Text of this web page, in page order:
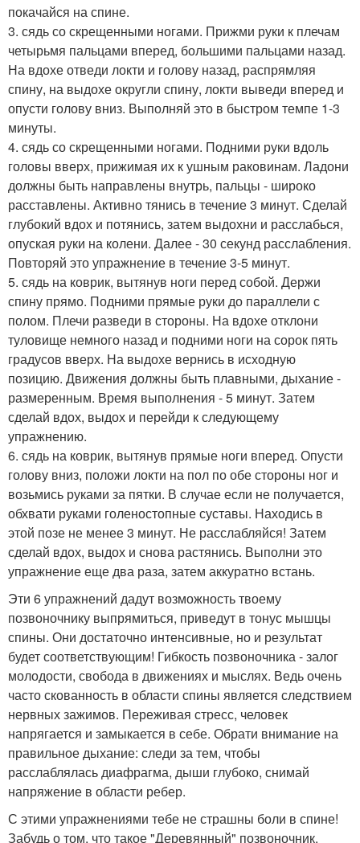
покачайся на спине.
3. сядь со скрещенными ногами. Прижми руки к плечам
четырьмя пальцами вперед, большими пальцами назад.
На вдохе отведи локти и голову назад, распрямляя
спину, на выдохе округли спину, локти выведи вперед и
опусти голову вниз. Выполняй это в быстром темпе 1-3
минуты.
4. сядь со скрещенными ногами. Подними руки вдоль
головы вверх, прижимая их к ушным раковинам. Ладони
должны быть направлены внутрь, пальцы - широко
расставлены. Активно тянись в течение 3 минут. Сделай
глубокий вдох и потянись, затем выдохни и расслабься,
опуская руки на колени. Далее - 30 секунд расслабления.
Повторяй это упражнение в течение 3-5 минут.
5. сядь на коврик, вытянув ноги перед собой. Держи
спину прямо. Подними прямые руки до параллели с
полом. Плечи разведи в стороны. На вдохе отклони
туловище немного назад и подними ноги на сорок пять
градусов вверх. На выдохе вернись в исходную
позицию. Движения должны быть плавными, дыхание -
размеренным. Время выполнения - 5 минут. Затем
сделай вдох, выдох и перейди к следующему
упражнению.
6. сядь на коврик, вытянув прямые ноги вперед. Опусти
голову вниз, положи локти на пол по обе стороны ног и
возьмись руками за пятки. В случае если не получается,
обхвати руками голеностопные суставы. Находись в
этой позе не менее 3 минут. Не расслабляйся! Затем
сделай вдох, выдох и снова растянись. Выполни это
упражнение еще два раза, затем аккуратно встань.
Эти 6 упражнений дадут возможность твоему
позвоночнику выпрямиться, приведут в тонус мышцы
спины. Они достаточно интенсивные, но и результат
будет соответствующим! Гибкость позвоночника - залог
молодости, свобода в движениях и мыслях. Ведь очень
часто скованность в области спины является следствием
нервных зажимов. Переживая стресс, человек
напрягается и замыкается в себе. Обрати внимание на
правильное дыхание: следи за тем, чтобы
расслаблялась диафрагма, дыши глубоко, снимай
напряжение в области ребер.
С этими упражнениями тебе не страшны боли в спине!
Забудь о том, что такое "Деревянный" позвоночник.